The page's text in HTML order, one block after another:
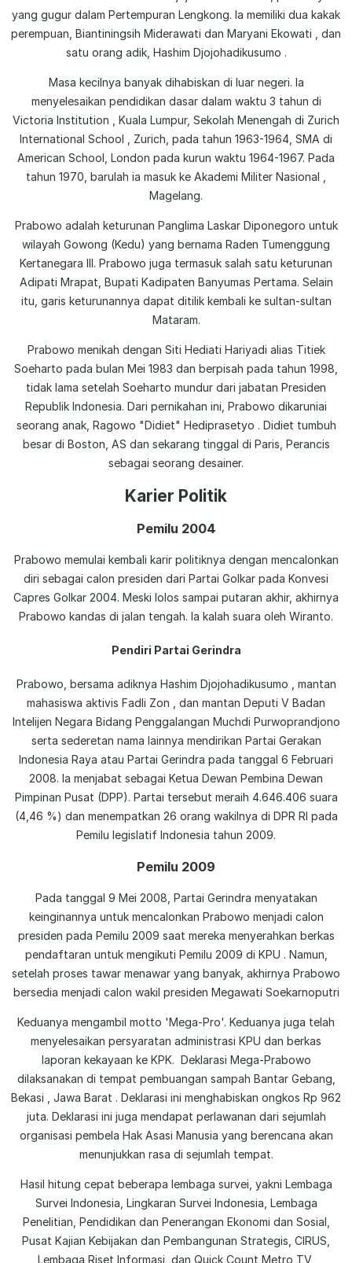
yang gugur dalam Pertempuran Lengkong. Ia memiliki dua kakak
perempuan, Biantiningsih Miderawati dan Maryani Ekowati , dan
satu orang adik, Hashim Djojohadikusumo .
Masa kecilnya banyak dihabiskan di luar negeri. Ia
menyelesaikan pendidikan dasar dalam waktu 3 tahun di
Victoria Institution , Kuala Lumpur, Sekolah Menengah di Zurich
International School , Zurich, pada tahun 1963-1964, SMA di
American School, London pada kurun waktu 1964-1967. Pada
tahun 1970, barulah ia masuk ke Akademi Militer Nasional ,
Magelang.
Prabowo adalah keturunan Panglima Laskar Diponegoro untuk
wilayah Gowong (Kedu) yang bernama Raden Tumenggung
Kertanegara III. Prabowo juga termasuk salah satu keturunan
Adipati Mrapat, Bupati Kadipaten Banyumas Pertama. Selain
itu, garis keturunannya dapat ditilik kembali ke sultan-sultan
Mataram.
Prabowo menikah dengan Siti Hediati Hariyadi alias Titiek
Soeharto pada bulan Mei 1983 dan berpisah pada tahun 1998,
tidak lama setelah Soeharto mundur dari jabatan Presiden
Republik Indonesia. Dari pernikahan ini, Prabowo dikaruniai
seorang anak, Ragowo "Didiet" Hediprasetyo . Didiet tumbuh
besar di Boston, AS dan sekarang tinggal di Paris, Perancis
sebagai seorang desainer.
Karier Politik
Pemilu 2004
Prabowo memulai kembali karir politiknya dengan mencalonkan
diri sebagai calon presiden dari Partai Golkar pada Konvesi
Capres Golkar 2004. Meski lolos sampai putaran akhir, akhirnya
Prabowo kandas di jalan tengah. Ia kalah suara oleh Wiranto.
Pendiri Partai Gerindra
Prabowo, bersama adiknya Hashim Djojohadikusumo , mantan
mahasiswa aktivis Fadli Zon , dan mantan Deputi V Badan
Intelijen Negara Bidang Penggalangan Muchdi Purwoprandjono
serta sederetan nama lainnya mendirikan Partai Gerakan
Indonesia Raya atau Partai Gerindra pada tanggal 6 Februari
2008. Ia menjabat sebagai Ketua Dewan Pembina Dewan
Pimpinan Pusat (DPP). Partai tersebut meraih 4.646.406 suara
(4,46 %) dan menempatkan 26 orang wakilnya di DPR RI pada
Pemilu legislatif Indonesia tahun 2009.
Pemilu 2009
Pada tanggal 9 Mei 2008, Partai Gerindra menyatakan
keinginannya untuk mencalonkan Prabowo menjadi calon
presiden pada Pemilu 2009 saat mereka menyerahkan berkas
pendaftaran untuk mengikuti Pemilu 2009 di KPU . Namun,
setelah proses tawar menawar yang banyak, akhirnya Prabowo
bersedia menjadi calon wakil presiden Megawati Soekarnoputri
Keduanya mengambil motto 'Mega-Pro'. Keduanya juga telah
menyelesaikan persyaratan administrasi KPU dan berkas
laporan kekayaan ke KPK. Deklarasi Mega-Prabowo
dilaksanakan di tempat pembuangan sampah Bantar Gebang,
Bekasi , Jawa Barat . Deklarasi ini menghabiskan ongkos Rp 962
juta. Deklarasi ini juga mendapat perlawanan dari sejumlah
organisasi pembela Hak Asasi Manusia yang berencana akan
menunjukkan rasa di sejumlah tempat.
Hasil hitung cepat beberapa lembaga survei, yakni Lembaga
Survei Indonesia, Lingkaran Survei Indonesia, Lembaga
Penelitian, Pendidikan dan Penerangan Ekonomi dan Sosial,
Pusat Kajian Kebijakan dan Pembangunan Strategis, CIRUS,
Lembaga Riset Informasi, dan Quick Count Metro TV,